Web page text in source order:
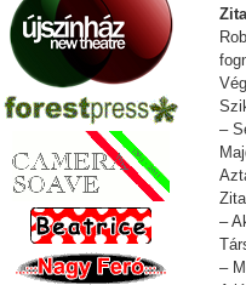
–
–
–